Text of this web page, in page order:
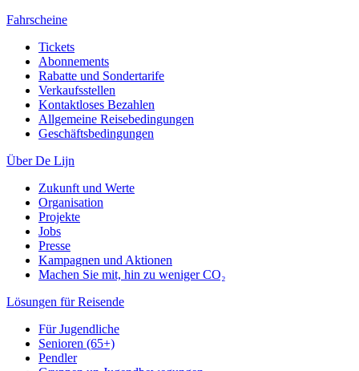
Fahrscheine
Tickets
Abonnements
Rabatte und Sondertarife
Verkaufsstellen
Kontaktloses Bezahlen
Allgemeine Reisebedingungen
Geschäftsbedingungen
Über De Lijn
Zukunft und Werte
Organisation
Projekte
Jobs
Presse
Kampagnen und Aktionen
Machen Sie mit, hin zu weniger CO₂
Lösungen für Reisende
Für Jugendliche
Senioren (65+)
Pendler